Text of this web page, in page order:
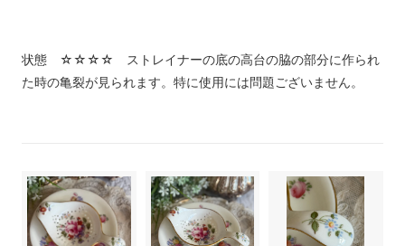
状態 ☆☆☆☆ ストレイナーの底の高台の脇の部分に作られ
た時の亀裂が見られます。特に使用には問題ございません。